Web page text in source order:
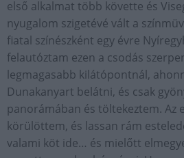
első alkalmat több követte és
nyugalom szigetévé vált a
fiatal színészként egy évre
felautóztam ezen a csodás
legmagasabb kilátópontnál,
Dunakanyart belátni, és csak
panorámában és töltekeztem. Az
körülöttem, és lassan rám
valami köt ide… és mielőtt